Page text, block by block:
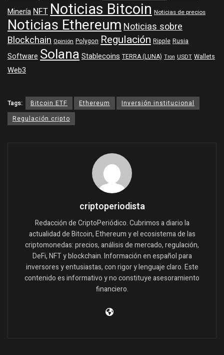
Minería NFTNoticias Bitcoin Noticias de precios
Noticias EthereumNoticias sobre
Blockchain Opinión Polygon Regulación Ripple Rusia
Software Solana Stablecoins TERRA (LUNA) Tron USDT Wallets
Web3
Tags: Bitcoin ETF Ethereum
Inversión institucional
Regulación cripto
criptoperiodista
Redacción de CriptoPeriódico. Cubrimos a diario la
actualidad de Bitcoin, Ethereum y el ecosistema de las
criptomonedas: precios, análisis de mercado, regulación,
DeFi, NFT y blockchain. Información en español para
inversores y entusiastas, con rigor y lenguaje claro. Este
contenido es informativo y no constituye asesoramiento
financiero.